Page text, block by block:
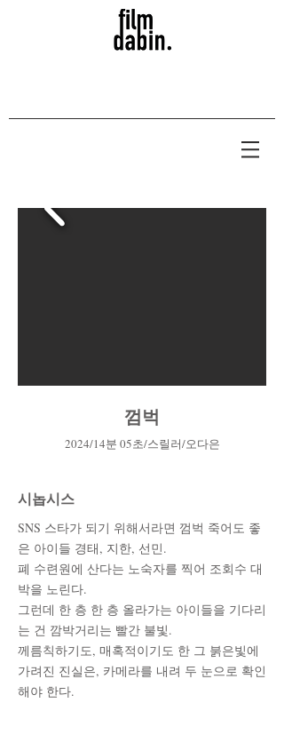
껌벅
2024/14분 05초/스릴러/오다은
시놉시스
SNS 스타가 되기 위해서라면 껌벅 죽어도 좋
은 아이들 경태, 지한, 선민.
폐 수련원에 산다는 노숙자를 찍어 조회수 대
박을 노린다.
그런데 한 층 한 층 올라가는 아이들을 기다리
는 건 깜박거리는 빨간 불빛.
께름칙하기도, 매혹적이기도 한 그 붉은빛에
가려진 진실은, 카메라를 내려 두 눈으로 확인
해야 한다.